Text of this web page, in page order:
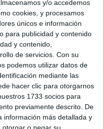
y/o accedemos
cookies, y procesamos
únicos e información
para publicidad y contenido
y contenido,
de servicios. Con su
podemos utilizar datos de
mediante las
hacer clic para otorgarnos
1733 socios para
previamente descrito. De
información más detallada y
a los cementerios y
comunidades
conferencias y
Hindú de Melilla
(Krishna Kripa
de la Federación
participó activamente en
centros de culto